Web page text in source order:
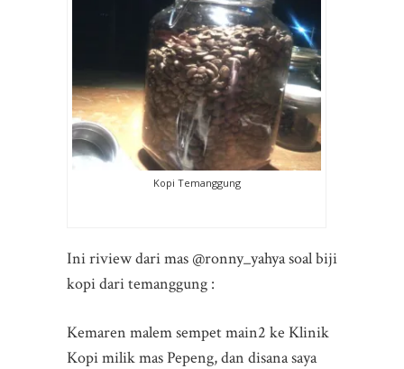
Kopi Temanggung
Ini riview dari mas @ronny_yahya soal biji
kopi dari temanggung :
Kemaren malem sempet main2 ke Klinik
Kopi milik mas Pepeng, dan disana saya